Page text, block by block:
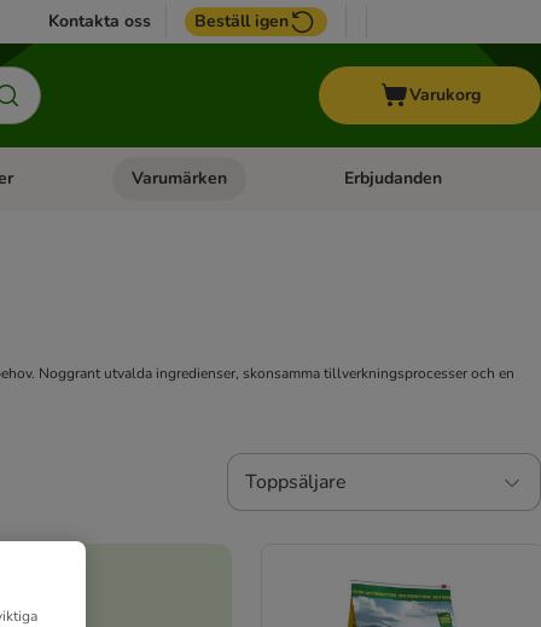
Kontakta oss Beställ igen
Varukorg
Häst Open category menu: Veterinärfoder
Varumärken Open category menu:
Erbjudanden
Noggrant utvalda ingredienser, skonsamma tillverkningsprocesser och en
Toppsäljare